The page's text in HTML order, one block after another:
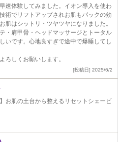
速体験してみました。イオン導入を使わ
術でリフトアップされお肌もパックの効
肌はシットリ・ツヤツヤになりました。
・肩甲骨・ヘッドマッサージとトータル
いです。心地良すぎで途中で爆睡してし
ろしくお願いします。
[投稿日] 2025/6/2
お肌の土台から整えるリセットシェービ